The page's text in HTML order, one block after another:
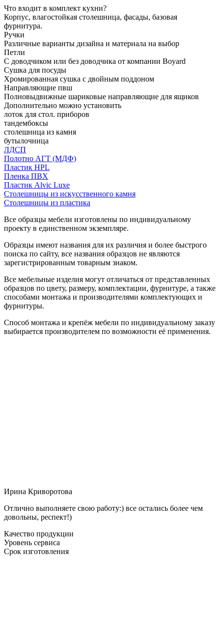
Что входит в комплект кухни?
Корпус, влагостойкая столешница, фасады, базовая
фурнитура.
Ручки
Различные варианты дизайна и материала на выбор
Петли
С доводчиком или без доводчика от компании Boyard
Сушка для посуды
Хромированная сушка с двойным поддоном
Направляющие пвш
Полновыдвижные шариковые направляющие для ящиков
Дополнительно можно установить
лоток для стол. приборов
тандембоксы
столешница из камня
бутылочница
ЛДСП
Полотно АГТ (МДФ)
Пластик HPL
Пленка ПВХ
Пластик Alvic Luxe
Столешницы из искусственного камня
Столешницы из пластика
Все образцы мебели изготовлены по индивидуальному
проекту в единственном экземпляре.
Образцы имеют названия для их различия и более быстрого
поиска по сайту, все названия образцов не являются
зарегистрированным товарным знаком.
Все мебельные изделия могут отличаться от представленных
образцов по цвету, размеру, комплектации, фурнитуре, а также
способами монтажа и производителями комплектующих и
фурнитуры.
Способ монтажа и крепёж мебели по индивидуальному заказу
выбирается производителем по возможности её применения.
Ирина Криворотова
Отлично выполняете свою работу:) все остались более чем
довольны, респект!)
Качество продукции
Уровень сервиса
Срок изготовления